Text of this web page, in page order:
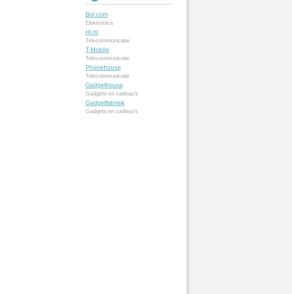
Bol.com
Elektronica
Hi.nl
Telecommunicatie
T-Mobile
Telecommunicatie
Phonehouse
Telecommunicatie
Gadgethouse
Gadgets en cadeau's
Gadgetfabriek
Gadgets en cadeau's